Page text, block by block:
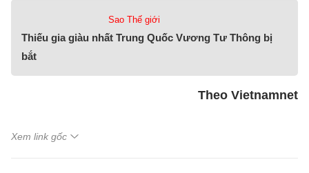
Sao Thế giới
Thiếu gia giàu nhất Trung Quốc Vương Tư Thông bị
bắt
Theo Vietnamnet
Xem link gốc